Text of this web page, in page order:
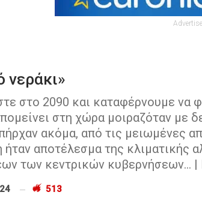
νεράκι»
στο 2090 και καταφέρνουμε να
στη χώρα μοιραζόταν με
ακόμα, από τις μειωμένες
ήταν αποτέλεσμα της κλιματικής
των κεντρικών κυβερνήσεων...
513